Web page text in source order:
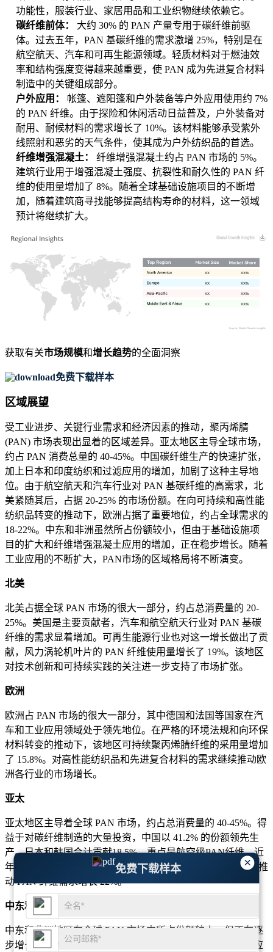
×
免费下载样本
功能性，服装行业、家居用品和工业织物继续依赖它。
碳纤维前体： 大约 30% 的 PAN 产量专用于碳纤维前驱
体。过去五年，PAN 基碳纤维的需求激增 25%，特别是在
航空航天、汽车和可再生能源领域。轻质材料对于燃油效
率和结构强度变得越来越重要，使 PAN 成为先进复合材料
制造中的关键组成部分。
户外应用： 帐篷、遮阳篷和户外装备等户外应用使用约 7%
的 PAN 纤维。由于探险和休闲活动日益普及，户外装备对
耐用、耐候材料的需求增长了 10%。该材料能够承受紫外
线照射和恶劣的天气条件，使其成为户外纺织品的首选。
纤维增强混凝土： 纤维增强混凝土约占 PAN 市场的 5%。
建筑行业用于增强混凝土强度、抗裂性和耐久性的 PAN 纤
维的使用量增加了 8%。随着全球基础设施项目的不断增
加，随着建筑商寻找能够提高结构寿命的材料，这一领域
预计将继续扩大。
XX%
XX
XX%
XX
XX%
XX
XX%
XX
获取有关市场规模和增长趋势的全面洞察
免费下载样本
区域展望
受工业进步、关键行业需求和经济因素的推动，聚丙烯腈
(PAN) 市场表现出显着的区域差异。亚太地区主导全球市场，
约占 PAN 消费总量的 40-45%。中国碳纤维生产的快速扩张，
加上日本和印度纺织和过滤应用的增加，加剧了这种主导地
位。由于航空航天和汽车行业对 PAN 基碳纤维的高需求，北
美紧随其后，占据 20-25% 的市场份额。在向可持续和高性能
纺织品转变的推动下，欧洲占据了重要地位，约占全球需求的
18-22%。中东和非洲虽然所占份额较小，但由于基础设施项
目的扩大和纤维增强混凝土应用的增加，正在稳步增长。随着
工业应用的不断扩大，PAN市场的区域格局将不断演变。
北美
北美占据全球 PAN 市场的很大一部分，约占总消费量的 20-
25%。美国是主要贡献者，汽车和航空航天行业对 PAN 基碳
纤维的需求显着增加。可再生能源行业也对这一增长做出了贡
献，风力涡轮机叶片的 PAN 纤维使用量增长了 19%。该地区
对技术创新和可持续实践的关注进一步支持了市场扩张。
欧洲
欧洲占 PAN 市场的很大一部分，其中德国和法国等国家在汽
车和工业应用领域处于领先地位。在严格的环境法规和向环保
材料转变的推动下，该地区可持续聚丙烯腈纤维的采用量增加
了 15.8%。对高性能纺织品和先进复合材料的需求继续推动欧
洲各行业的市场增长。
亚太
亚太地区主导着全球 PAN 市场，约占总消费量的 40-45%。得
益于对碳纤维制造的大量投资，中国以 41.2% 的份额领先生
产。日本和韩国合计贡献18.5%，重点是航空级PAN纤维。近
年来，该地区强劲的纺织业以及不断扩大的汽车和建筑行业推
动 PAN 纤维需求增长 22%。
中东和非洲
中东和非洲地区在全球 PAN 市场中所占份额较小，但正在逐
步增长。建筑行业的扩张导致 PAN 纤维在纤维增强混凝土应